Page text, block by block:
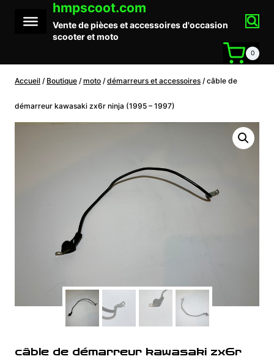
contenu
hmpscoot.com
Vente de pièces et accessoires d'occasion
scooter et moto
0
Accueil / Boutique / moto / démarreurs et accessoires / câble de
démarreur kawasaki zx6r ninja (1995 – 1997)
câble de démarreur kawasaki zx6r